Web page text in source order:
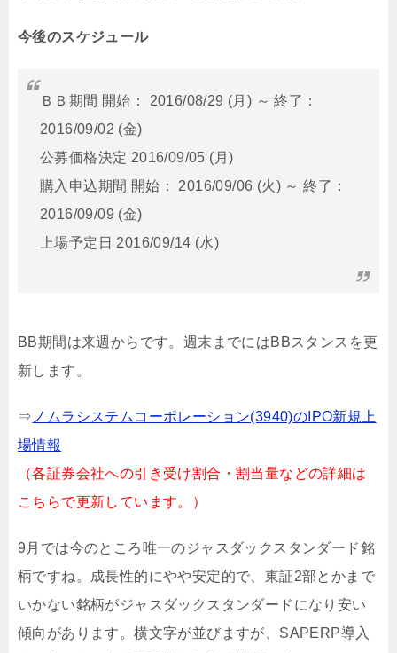
今後のスケジュール
ＢＢ期間 開始： 2016/08/29 (月) ～ 終了：
2016/09/02 (金)
公募価格決定 2016/09/05 (月)
購入申込期間 開始： 2016/09/06 (火) ～ 終了：
2016/09/09 (金)
上場予定日 2016/09/14 (水)
BB期間は来週からです。週末までにはBBスタンスを更
新します。
⇒ ノムラシステムコーポレーション(3940)のIPO新規上
場情報
（各証券会社への引き受け割合・割当量などの詳細は
こちらで更新しています。）
9月では今のところ唯一のジャスダックスタンダード銘
柄ですね。成長性的にやや安定的で、東証2部とかまで
いかない銘柄がジャスダックスタンダードになり安い
傾向があります。横文字が並びますが、SAPERP導入